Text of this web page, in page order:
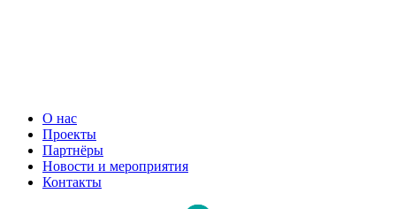
О нас
Проекты
Партнёры
Новости и мероприятия
Контакты